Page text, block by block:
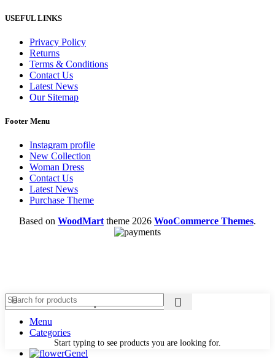
USEFUL LINKS
Privacy Policy
Returns
Terms & Conditions
Contact Us
Latest News
Our Sitemap
Footer Menu
Instagram profile
New Collection
Woman Dress
Contact Us
Latest News
Purchase Theme
Based on WoodMart theme 2026 WooCommerce Themes.
Start typing to see products you are looking for.
Menu
Categories
Genel